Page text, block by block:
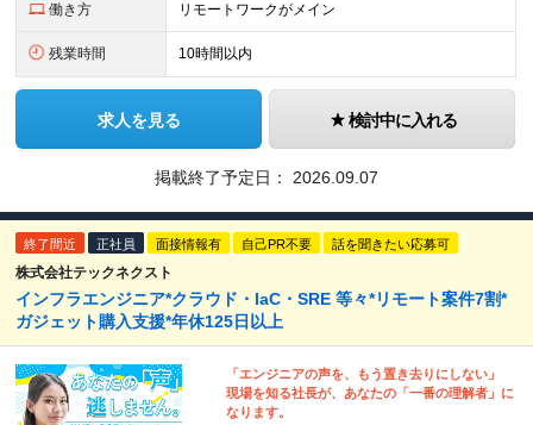
働き方 リモートワークがメイン
残業時間 10時間以内
求人を見る 検討中に入れる
掲載終了予定日： 2026.09.07
終了間近 正社員 面接情報有 自己PR不要 話を聞きたい応募可
株式会社テックネクスト
インフラエンジニア*クラウド・IaC・SRE 等々*リモート案件7割*
ガジェット購入支援*年休125日以上
「エンジニアの声を、もう置き去りにしない」
現場を知る社長が、あなたの「一番の理解者」に
なります。